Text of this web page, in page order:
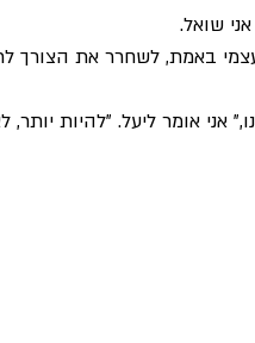
שואל.
באמת, לשחרר את הצורך
אני אומר ליעל. "להיות